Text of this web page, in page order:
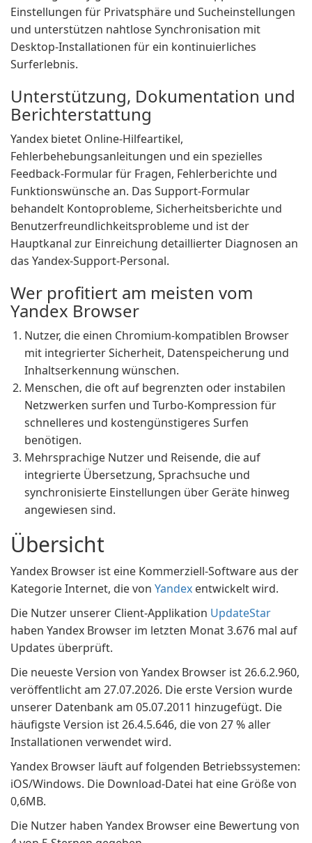
Einstellungen für Privatsphäre und Sucheinstellungen
und unterstützen nahtlose Synchronisation mit
Desktop-Installationen für ein kontinuierliches
Surferlebnis.
Unterstützung, Dokumentation und
Berichterstattung
Yandex bietet Online-Hilfeartikel,
Fehlerbehebungsanleitungen und ein spezielles
Feedback-Formular für Fragen, Fehlerberichte und
Funktionswünsche an. Das Support-Formular
behandelt Kontoprobleme, Sicherheitsberichte und
Benutzerfreundlichkeitsprobleme und ist der
Hauptkanal zur Einreichung detaillierter Diagnosen an
das Yandex-Support-Personal.
Wer profitiert am meisten vom
Yandex Browser
Nutzer, die einen Chromium-kompatiblen Browser
mit integrierter Sicherheit, Datenspeicherung und
Inhaltserkennung wünschen.
Menschen, die oft auf begrenzten oder instabilen
Netzwerken surfen und Turbo-Kompression für
schnelleres und kostengünstigeres Surfen
benötigen.
Mehrsprachige Nutzer und Reisende, die auf
integrierte Übersetzung, Sprachsuche und
synchronisierte Einstellungen über Geräte hinweg
angewiesen sind.
Übersicht
Yandex Browser ist eine Kommerziell-Software aus der
Kategorie Internet, die von Yandex entwickelt wird.
Die Nutzer unserer Client-Applikation UpdateStar
haben Yandex Browser im letzten Monat 3.676 mal auf
Updates überprüft.
Die neueste Version von Yandex Browser ist 26.6.2.960,
veröffentlicht am 27.07.2026. Die erste Version wurde
unserer Datenbank am 05.07.2011 hinzugefügt. Die
häufigste Version ist 26.4.5.646, die von 27 % aller
Installationen verwendet wird.
Yandex Browser läuft auf folgenden Betriebssystemen:
iOS/Windows. Die Download-Datei hat eine Größe von
0,6MB.
Die Nutzer haben Yandex Browser eine Bewertung von